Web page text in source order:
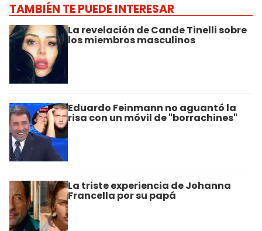
TAMBIÉN TE PUEDE INTERESAR
La revelación de Cande Tinelli sobre
los miembros masculinos
Eduardo Feinmann no aguantó la
risa con un móvil de "borrachines"
La triste experiencia de Johanna
Francella por su papá